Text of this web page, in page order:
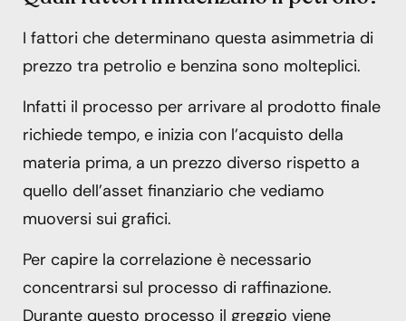
I fattori che determinano questa asimmetria di
prezzo tra petrolio e benzina sono molteplici.
Infatti il processo per arrivare al prodotto finale
richiede tempo, e inizia con l’acquisto della
materia prima, a un prezzo diverso rispetto a
quello dell’asset finanziario che vediamo
muoversi sui grafici.
Per capire la correlazione è necessario
concentrarsi sul processo di raffinazione.
Durante questo processo il greggio viene